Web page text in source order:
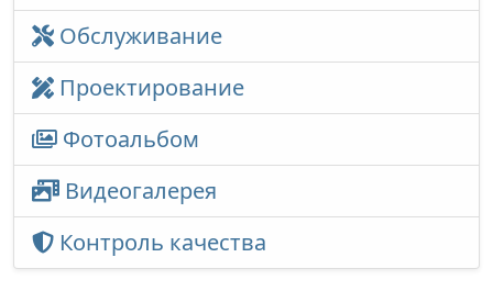
Обслуживание
Проектирование
Фотоальбом
Видеогалерея
Контроль качества